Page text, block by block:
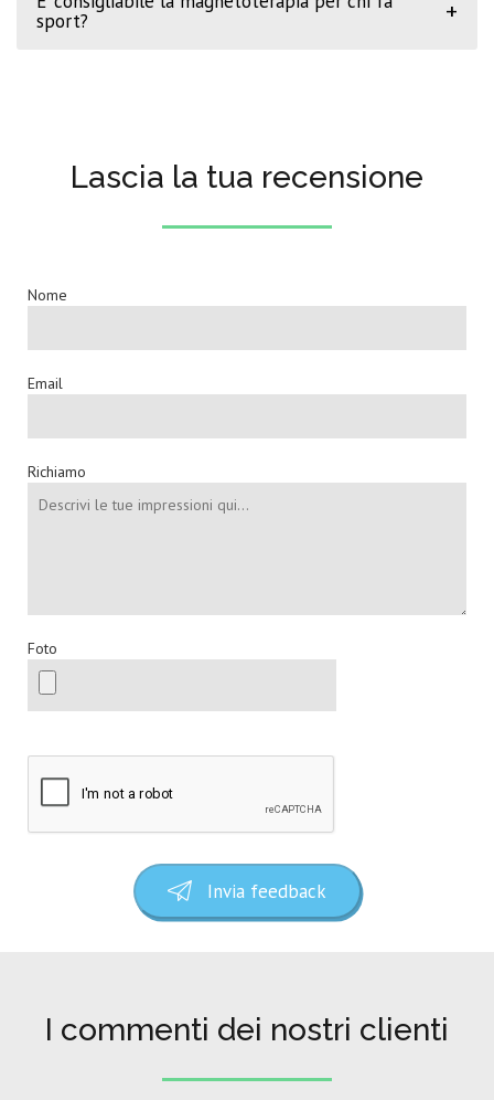
sport?
+
Lascia la tua recensione
Nome
Email
Richiamo
Foto
Invia feedback
I commenti dei nostri clienti